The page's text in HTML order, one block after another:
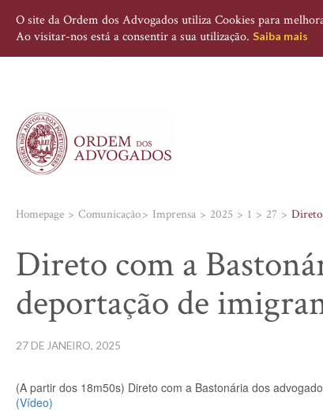
O site da Ordem dos Advogados utiliza Cookies para
Ao visitar-nos está a consentir a sua utilização. Saiba mais
Homepage Comunicação Imprensa 2025 1 27 Direto
Direto com a
deportação de
27 DE JANEIRO, 2025
(A partir dos 18m50s) Direto com a Bastonária dos
(Vídeo)